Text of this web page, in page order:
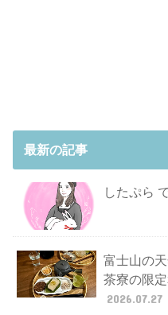
最新の記事
したぷら
富士山の
茶寮の限
2026.07.27